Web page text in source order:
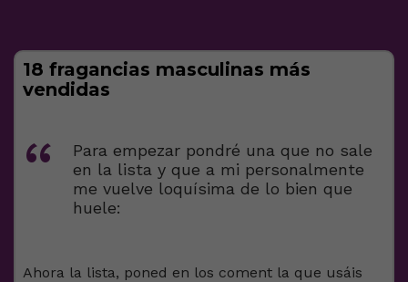
18 fragancias masculinas más
vendidas
Para empezar pondré una que no sale
en la lista y que a mi personalmente
me vuelve loquísima de lo bien que
huele:
Ahora la lista, poned en los coment la que usáis